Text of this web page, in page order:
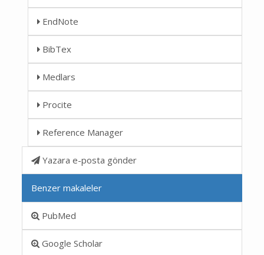
EndNote
BibTex
Medlars
Procite
Reference Manager
Yazara e-posta gönder
Benzer makaleler
PubMed
Google Scholar